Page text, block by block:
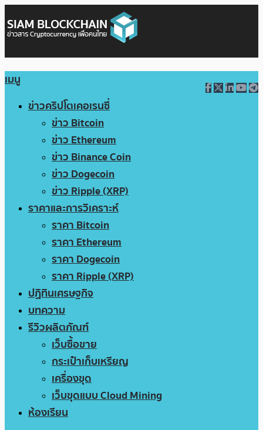
เมนู
ข่าวคริปโตเคอเรนซี่
ข่าว Bitcoin
ข่าว Ethereum
ข่าว Binance Coin
ข่าว Dogecoin
ข่าว Ripple (XRP)
ราคาและการวิเคราะห์
ราคา Bitcoin
ราคา Ethereum
ราคา Dogecoin
ราคา Ripple (XRP)
ปฏิทินเศรษฐกิจ
บทความ
รีวิวผลิตภัณฑ์
เว็บซื้อขาย
กระเป๋าเก็บเหรียญ
เครื่องขุด
เว็บขุดแบบ Cloud Mining
ห้องเรียน